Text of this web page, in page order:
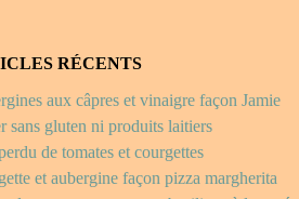
RÉCENTS
aux câpres et vinaigre façon Jamie
sans gluten ni produits laitiers
de tomates et courgettes
et aubergine façon pizza margherita